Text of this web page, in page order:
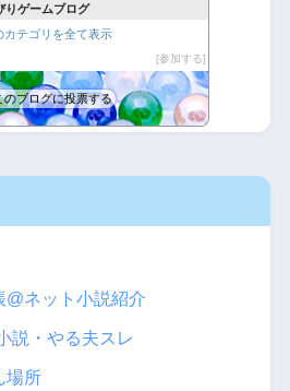
りゲームブログ
１７-３２
カテゴリを全て表示
参加する
のブログに投票する
ネット小説紹介
説・やる夫スレ
場所